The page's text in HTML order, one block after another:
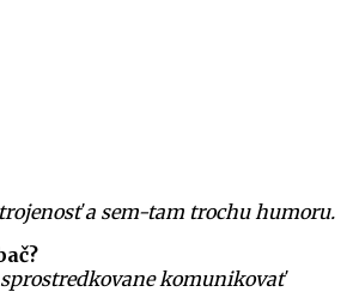
a sem-tam trochu humoru.
komunikovať